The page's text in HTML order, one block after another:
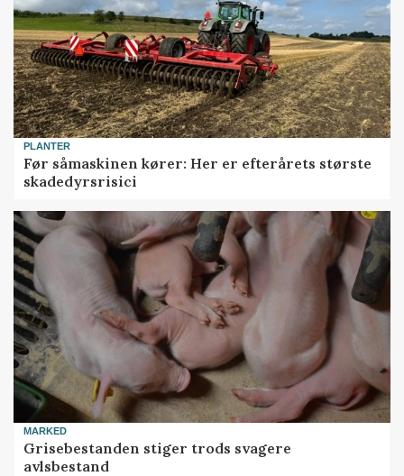
PLANTER
Før såmaskinen kører: Her er efterårets største
skadedyrsrisici
MARKED
Grisebestanden stiger trods svagere
avlsbestand